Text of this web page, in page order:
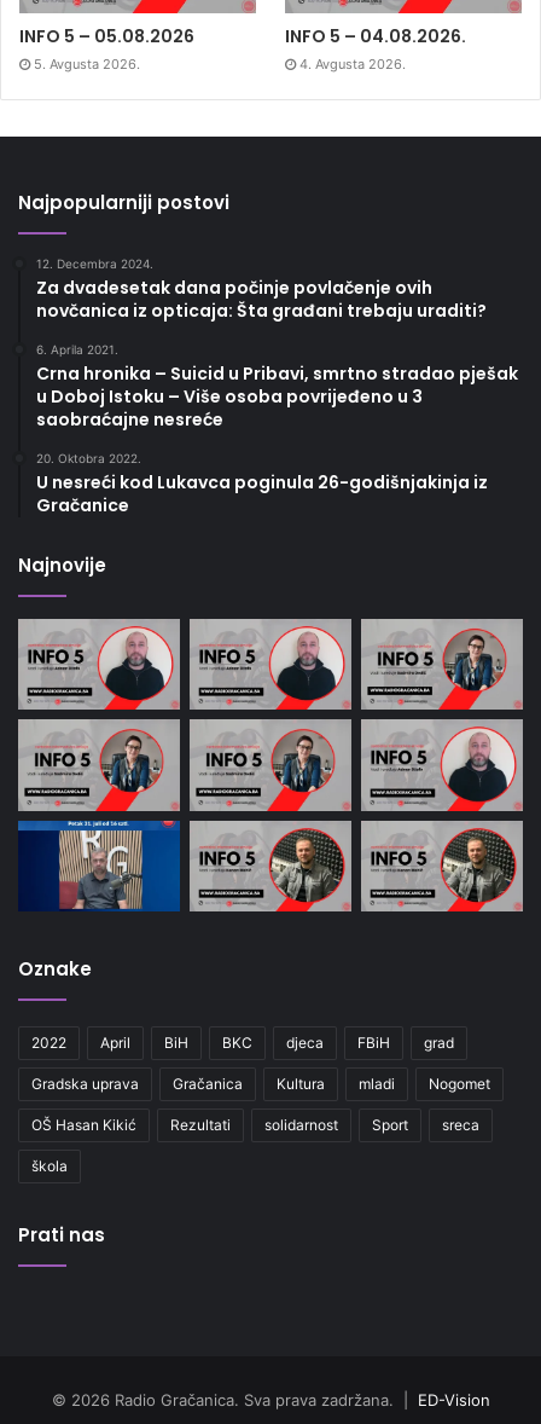
INFO 5 – 05.08.2026
5. Avgusta 2026.
INFO 5 – 04.08.2026.
4. Avgusta 2026.
Najpopularniji postovi
12. Decembra 2024.
Za dvadesetak dana počinje povlačenje ovih
novčanica iz opticaja: Šta građani trebaju uraditi?
6. Aprila 2021.
Crna hronika – Suicid u Pribavi, smrtno stradao pješak
u Doboj Istoku – Više osoba povrijeđeno u 3
saobraćajne nesreće
20. Oktobra 2022.
U nesreći kod Lukavca poginula 26-godišnjakinja iz
Gračanice
Najnovije
Oznake
2022 April BiH BKC djeca FBiH grad
Gradska uprava Gračanica Kultura mladi Nogomet
OŠ Hasan Kikić Rezultati solidarnost Sport sreca
škola
Prati nas
© 2026 Radio Gračanica. Sva prava zadržana. | ED-Vision